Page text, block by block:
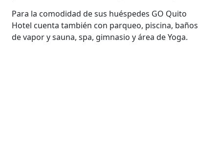
Para la comodidad de sus huéspedes GO Quito
Hotel cuenta también con parqueo, piscina, baños
de vapor y sauna, spa, gimnasio y área de Yoga.